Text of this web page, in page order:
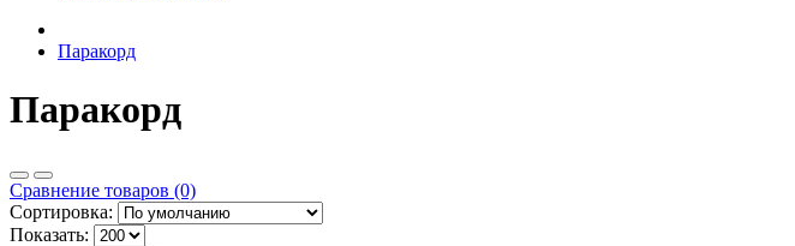
Паракорд
Паракорд
Сравнение товаров (0)
Сортировка:
Показать: